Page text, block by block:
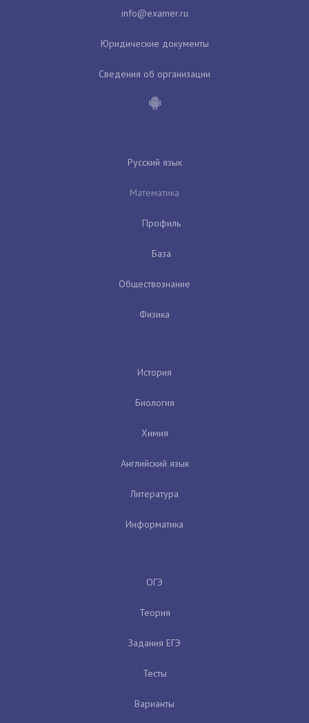
Юридические документы
Сведения об организации
Русский язык
Математика
Профиль
База
Обществознание
Физика
История
Биология
Химия
Английский язык
Литература
Информатика
ОГЭ
Теория
Задания ЕГЭ
Тесты
Варианты